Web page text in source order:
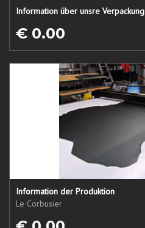
Information über unsre Verpackung
€ 0.00
Information der Produktion
Le Corbusier